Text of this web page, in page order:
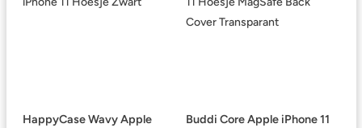
HappyCase Wavy Apple
Buddi Core Apple iPhone 11